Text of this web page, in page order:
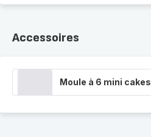
Accessoires
Moule à 6 mini cakes